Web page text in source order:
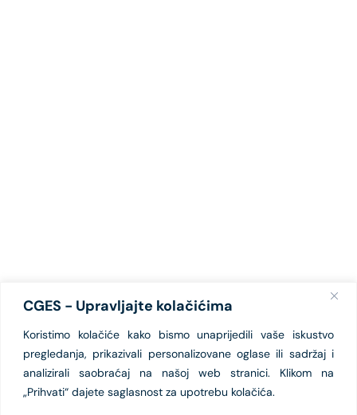
CGES - Upravljajte kolačićima
Koristimo kolačiće kako bismo unaprijedili vaše iskustvo
pregledanja, prikazivali personalizovane oglase ili sadržaj i
analizirali saobraćaj na našoj web stranici. Klikom na
„Prihvati“ dajete saglasnost za upotrebu kolačića.